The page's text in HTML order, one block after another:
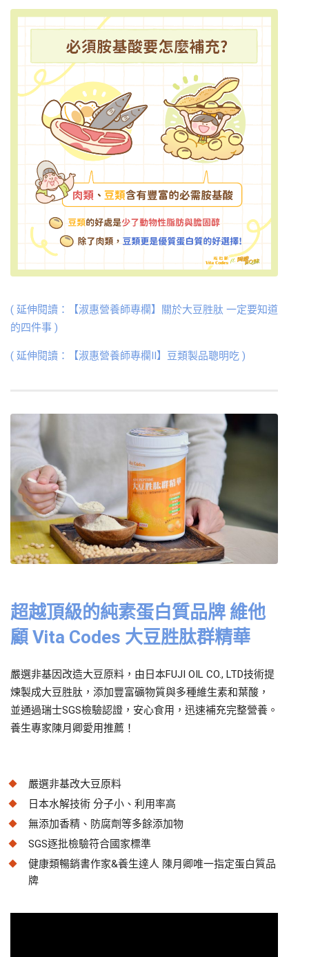
( 延伸閱讀：【淑惠營養師專欄】關於大豆胜肽 一定要知道
的四件事 )
( 延伸閱讀：【淑惠營養師專欄II】豆類製品聰明吃 )
超越頂級的純素蛋白質品牌 維他
顧 Vita Codes 大豆胜肽群精華
嚴選非基因改造大豆原料，由日本FUJI OIL CO., LTD技術提
煉製成大豆胜肽，添加豐富礦物質與多種維生素和葉酸，
並通過瑞士SGS檢驗認證，安心食用，迅速補充完整營養。
養生專家陳月卿愛用推薦！
嚴選非基改大豆原料
日本水解技術 分子小、利用率高
無添加香精、防腐劑等多餘添加物
SGS逐批檢驗符合國家標準
健康類暢銷書作家&養生達人 陳月卿唯一指定蛋白質品
牌